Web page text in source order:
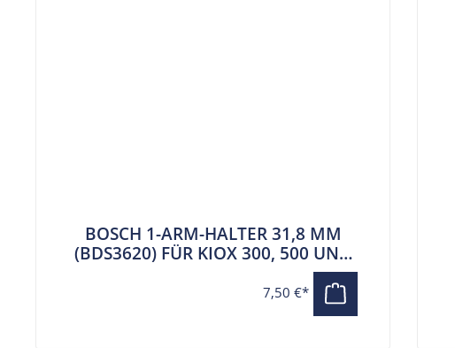
BOSCH 1-ARM-HALTER 31,8 MM
(BDS3620) FÜR KIOX 300, 500 UND
7,50 €*